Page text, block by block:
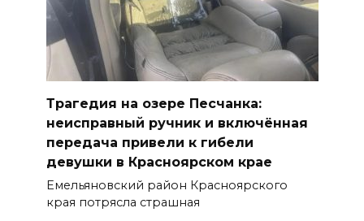
Трагедия на озере Песчанка:
неисправный ручник и включённая
передача привели к гибели
девушки в Красноярском крае
Емельяновский район Красноярского
края потрясла страшная